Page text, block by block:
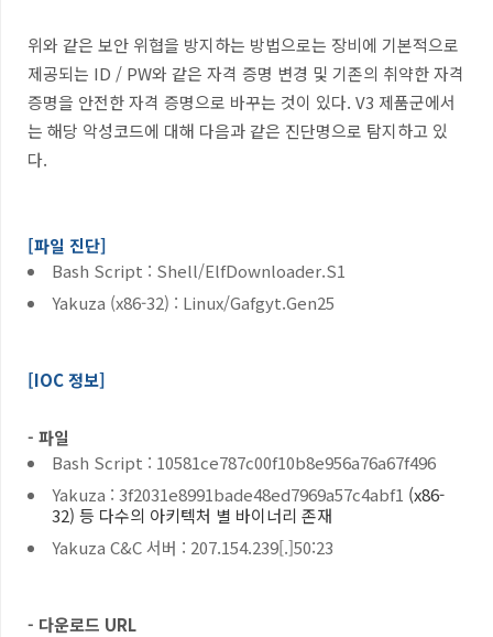
위와 같은 보안 위협을 방지하는 방법으로는 장비에 기본적으로
제공되는 ID / PW와 같은 자격 증명 변경 및 기존의 취약한 자격
증명을 안전한 자격 증명으로 바꾸는 것이 있다. V3 제품군에서
는 해당 악성코드에 대해 다음과 같은 진단명으로 탐지하고 있
다.
[파일 진단]
Bash Script : Shell/ElfDownloader.S1
Yakuza (x86-32) : Linux/Gafgyt.Gen25
[IOC 정보]
- 파일
Bash Script : 10581ce787c00f10b8e956a76a67f496
Yakuza : 3f2031e8991bade48ed7969a57c4abf1 (x86-
32) 등 다수의 아키텍처 별 바이너리 존재
Yakuza C&C서버 : 207.154.239[.]50:23
- 다운로드 URL